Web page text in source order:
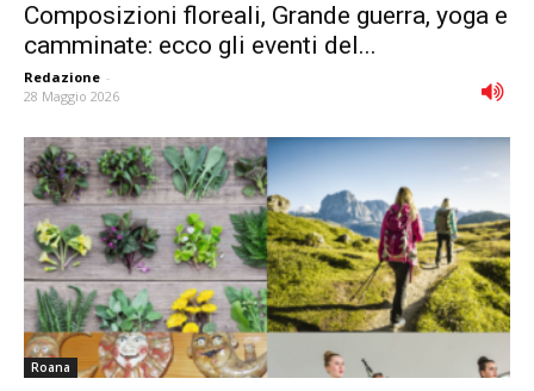
Composizioni floreali, Grande guerra, yoga e
camminate: ecco gli eventi del...
Redazione -
28 Maggio 2026
Roana